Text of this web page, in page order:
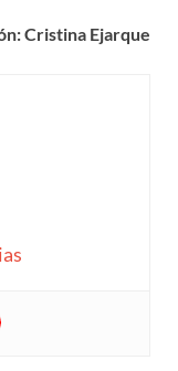
Cristina Ejarque